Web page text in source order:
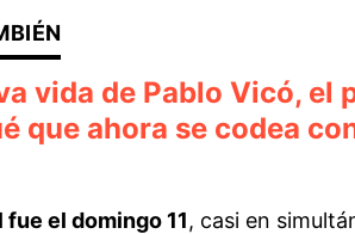
vida de Pablo Vicó, el
que ahora se codea
el domingo 11, casi en